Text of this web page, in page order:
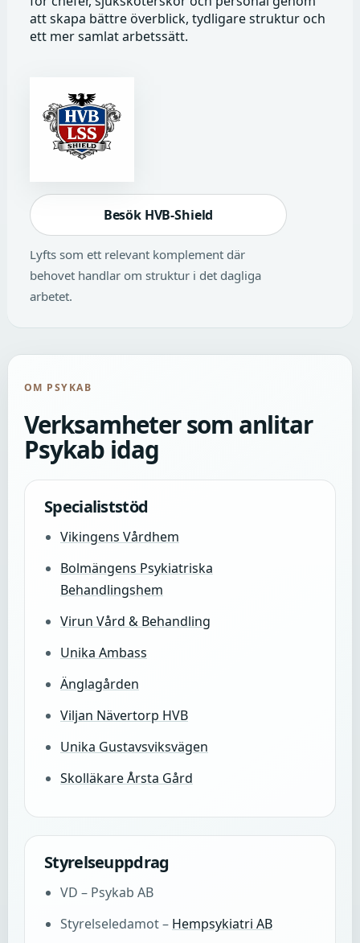
att skapa bättre överblick, tydligare struktur och
ett mer samlat arbetssätt.
Besök HVB-Shield
Lyfts som ett relevant komplement där
behovet handlar om struktur i det dagliga
arbetet.
OM PSYKAB
Verksamheter som anlitar
Psykab idag
Specialiststöd
Vikingens Vårdhem
Bolmängens Psykiatriska
Behandlingshem
Virun Vård & Behandling
Unika Ambass
Änglagården
Viljan Nävertorp HVB
Unika Gustavsviksvägen
Skolläkare Årsta Gård
Styrelseuppdrag
VD – Psykab AB
Styrelseledamot – Hempsykiatri AB